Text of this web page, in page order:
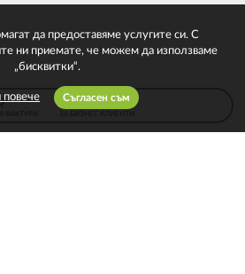
да предоставяме услугите си. С
ни приемате, че можем да използваме
„бисквитки“.
повече Съгласен съм